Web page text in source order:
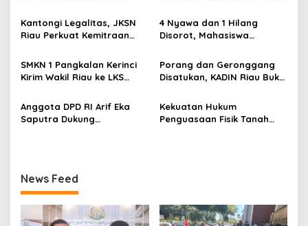
p
o
s
Masih Didalami
Diterima Kejati, GMPR
Desak Usut Dividen Rp331,7
Kantongi Legalitas, JKSN
Riau Perkuat Kemitraan
Ketahanan Bangsa
4 Nyawa dan 1 Hilang
Disorot, Mahasiswa
Pelindo
SMKN 1 Pangkalan Kerinci
Kirim Wakil Riau ke LKS
Porang dan Geronggang
Disatukan, KADIN Riau Buka
Bengkalis
Anggota DPD RI Arif Eka
Saputra Dukung
Kekuatan Hukum
Penguasaan Fisik Tanah
News Feed